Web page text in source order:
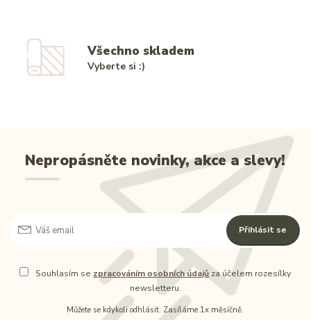
Všechno skladem
Vyberte si :)
Nepropásněte novinky, akce a slevy!
Přihlásit se
Souhlasím se zpracováním osobních údajů za účelem rozesílky
newsletteru.
Můžete se kdykoli odhlásit. Zasíláme 1x měsíčně.